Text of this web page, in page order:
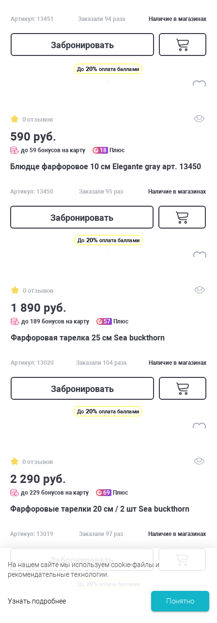
Артикул: 13451 Заказали 94 раза Наличие в магазинах
Забронировать
До 20% оплата баллами
0 отзывов
590 руб.
до 59 бонусов на карту 18 Плюс
Блюдце фарфоровое 10 см Elegante gray арт. 13450
Артикул: 13450 Заказали 95 раз Наличие в магазинах
Забронировать
До 20% оплата баллами
0 отзывов
1 890 руб.
до 189 бонусов на карту 57 Плюс
Фарфоровая тарелка 25 см Sea buckthorn
Артикул: 13020 Заказали 104 раза Наличие в магазинах
Забронировать
До 20% оплата баллами
0 отзывов
2 290 руб.
до 229 бонусов на карту 69 Плюс
Фарфоровые тарелки 20 см / 2 шт Sea buckthorn
Артикул: 13019 Заказали 97 раз Наличие в магазинах
Забронировать
До 20% оплата баллами
На нашем сайте мы используем cookie-файлы и
рекомендательные технологии.
Узнать подробнее Понятно